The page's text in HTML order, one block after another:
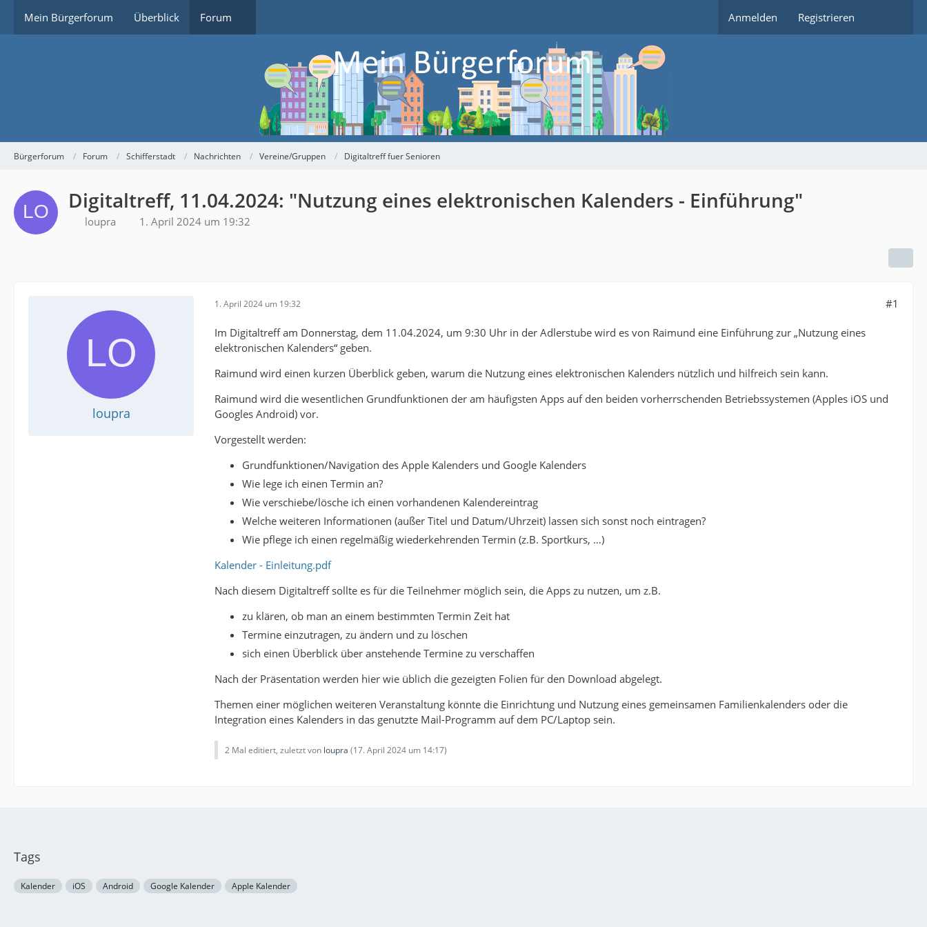
Mein Bürgerforum Überblick Forum Anmelden Registrieren
Bürgerforum Forum Schifferstadt Nachrichten Vereine/Gruppen Digitaltreff fuer Senioren
Digitaltreff, 11.04.2024: "Nutzung eines elektronischen Kalenders - Einführung"
loupra 1. April 2024 um 19:32
loupra
1. April 2024 um 19:32 #1
Im Digitaltreff am Donnerstag, dem 11.04.2024, um 9:30 Uhr in der Adlerstube wird es von Raimund eine Einführung zur „Nutzung eines
elektronischen Kalenders“ geben.
Raimund wird einen kurzen Überblick geben, warum die Nutzung eines elektronischen Kalenders nützlich und hilfreich sein kann.
Raimund wird die wesentlichen Grundfunktionen der am häufigsten Apps auf den beiden vorherrschenden Betriebssystemen (Apples iOS und
Googles Android) vor.
Vorgestellt werden:
Grundfunktionen/Navigation des Apple Kalenders und Google Kalenders
Wie lege ich einen Termin an?
Wie verschiebe/lösche ich einen vorhandenen Kalendereintrag
Welche weiteren Informationen (außer Titel und Datum/Uhrzeit) lassen sich sonst noch eintragen?
Wie pflege ich einen regelmäßig wiederkehrenden Termin (z.B. Sportkurs, …)
Kalender - Einleitung.pdf
Nach diesem Digitaltreff sollte es für die Teilnehmer möglich sein, die Apps zu nutzen, um z.B.
zu klären, ob man an einem bestimmten Termin Zeit hat
Termine einzutragen, zu ändern und zu löschen
sich einen Überblick über anstehende Termine zu verschaffen
Nach der Präsentation werden hier wie üblich die gezeigten Folien für den Download abgelegt.
Themen einer möglichen weiteren Veranstaltung könnte die Einrichtung und Nutzung eines gemeinsamen Familienkalenders oder die
Integration eines Kalenders in das genutzte Mail-Programm auf dem PC/Laptop sein.
2 Mal editiert, zuletzt von loupra (17. April 2024 um 14:17)
Tags
Kalender iOS Android Google Kalender Apple Kalender